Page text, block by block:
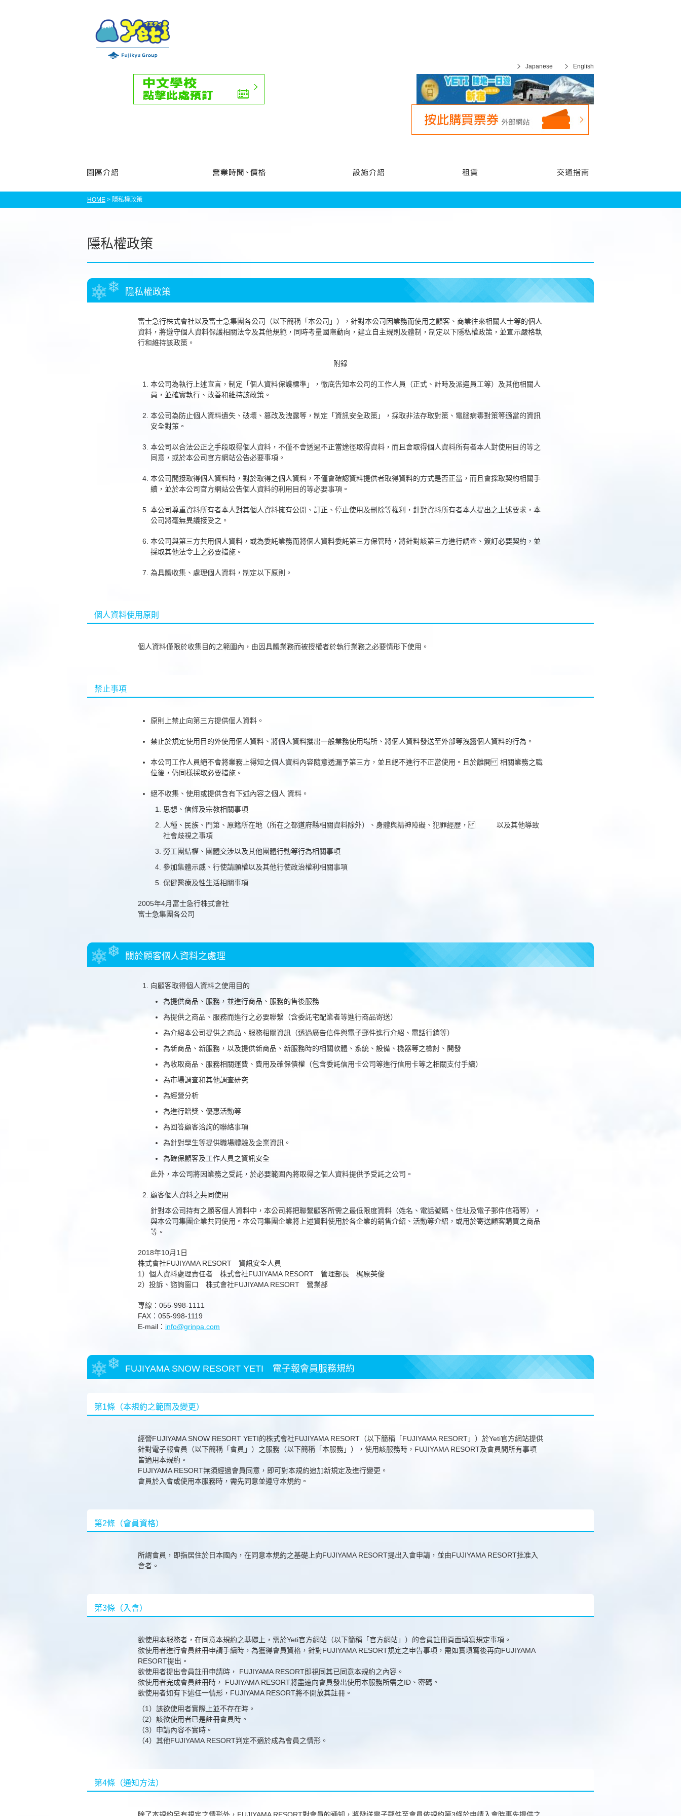
Japanese English
HOME > 隱私權政策
隱私權政策
隱私權政策
富士急行株式會社以及富士急集團各公司（以下簡稱「本公司」），針對本公司因業務而使用之顧客、商業往來相關人士等的個人
資料，將遵守個人資料保護相關法令及其他規範，同時考量國際動向，建立自主規則及體制，制定以下隱私權政策，並宣示嚴格執
行和維持該政策。
附錄
本公司為執行上述宣言，制定「個人資料保護標準」，徹底告知本公司的工作人員（正式、計時及派遣員工等）及其他相關人
員，並確實執行、改善和維持該政策。
本公司為防止個人資料遺失、破壞、篡改及洩露等，制定「資訊安全政策」，採取非法存取對策、電腦病毒對策等適當的資訊
安全對策。
本公司以合法公正之手段取得個人資料，不僅不會透過不正當途徑取得資料，而且會取得個人資料所有者本人對使用目的等之
同意，或於本公司官方網站公告必要事項。
本公司間接取得個人資料時，對於取得之個人資料，不僅會確認資料提供者取得資料的方式是否正當，而且會採取契約相關手
續，並於本公司官方網站公告個人資料的利用目的等必要事項。
本公司尊重資料所有者本人對其個人資料擁有公開、訂正、停止使用及刪除等權利，針對資料所有者本人提出之上述要求，本
公司將毫無異議接受之。
本公司與第三方共用個人資料，或為委託業務而將個人資料委託第三方保管時，將針對該第三方進行調查、簽訂必要契約，並
採取其他法令上之必要措施。
為具體收集、處理個人資料，制定以下原則。
個人資料使用原則
個人資料僅限於收集目的之範圍內，由因具體業務而被授權者於執行業務之必要情形下使用。
禁止事項
原則上禁止向第三方提供個人資料。
禁止於規定使用目的外使用個人資料、將個人資料攜出一般業務使用場所、將個人資料發送至外部等洩露個人資料的行為。
本公司工作人員絕不會將業務上得知之個人資料內容隨意透漏予第三方，並且絕不進行不正當使用。且於離開 相關業務之職
位後，仍同樣採取必要措施。
絕不收集、使用或提供含有下述內容之個人 資料。
思想、信條及宗教相關事項
人種、民族、門第、原籍所在地（所在之都道府縣相關資料除外）、身體與精神障礙、犯罪經歷， 以及其他導致
社會歧視之事項
勞工團結權、團體交涉以及其他團體行動等行為相關事項
參加集體示威、行使請願權以及其他行使政治權利相關事項
保健醫療及性生活相關事項
2005年4月富士急行株式會社
富士急集團各公司
關於顧客個人資料之處理
向顧客取得個人資料之使用目的
為提供商品、服務，並進行商品、服務的售後服務
為提供之商品、服務而進行之必要聯繫（含委託宅配業者等進行商品寄送）
為介紹本公司提供之商品、服務相關資訊（透過廣告信件與電子郵件進行介紹、電話行銷等）
為新商品、新服務，以及提供新商品、新服務時的相關軟體、系統、設備、機器等之檢討、開發
為收取商品、服務相關運費、費用及確保債權（包含委託信用卡公司等進行信用卡等之相關支付手續）
為市場調查和其他調查研究
為經營分析
為進行贈獎、優惠活動等
為回答顧客洽詢的聯絡事項
為針對學生等提供職場體驗及企業資訊。
為確保顧客及工作人員之資訊安全
此外，本公司將因業務之受託，於必要範圍內將取得之個人資料提供予受託之公司。
顧客個人資料之共同使用
針對本公司持有之顧客個人資料中，本公司將把聯繫顧客所需之最低限度資料（姓名、電話號碼、住址及電子郵件信箱等），
與本公司集團企業共同使用。本公司集團企業將上述資料使用於各企業的銷售介紹、活動等介紹，或用於寄送顧客購買之商品
等。
2018年10月1日
株式會社FUJIYAMA RESORT 資訊安全人員
1）個人資料處理責任者 株式會社FUJIYAMA RESORT 管理部長 梶原英俊
2）投訴、諮詢窗口 株式會社FUJIYAMA RESORT 營業部
專線：055-998-1111
FAX：055-998-1119
E-mail： info@grinpa.com
FUJIYAMA SNOW RESORT YETI 電子報會員服務規約
第1條（本規約之範圍及變更）
經營FUJIYAMA SNOW RESORT YETI的株式會社FUJIYAMA RESORT（以下簡稱「FUJIYAMA RESORT」）於Yeti官方網站提供
針對電子報會員（以下簡稱「會員」）之服務（以下簡稱「本服務」），使用該服務時，FUJIYAMA RESORT及會員間所有事項
皆適用本規約。
FUJIYAMA RESORT無須經過會員同意，即可對本規約追加新規定及進行變更。
會員於入會或使用本服務時，需先同意並遵守本規約。
第2條（會員資格）
所謂會員，即指居住於日本國內，在同意本規約之基礎上向FUJIYAMA RESORT提出入會申請，並由FUJIYAMA RESORT批准入
會者。
第3條（入會）
欲使用本服務者，在同意本規約之基礎上，需於Yeti官方網站（以下簡稱「官方網站」）的會員註冊頁面填寫規定事項。
欲使用者進行會員註冊申請手續時，為獲得會員資格，針對FUJIYAMA RESORT規定之申告事項，需如實填寫後再向FUJIYAMA
RESORT提出。
欲使用者提出會員註冊申請時， FUJIYAMA RESORT即視同其已同意本規約之內容。
欲使用者完成會員註冊時， FUJIYAMA RESORT將盡速向會員發出使用本服務所需之ID、密碼。
欲使用者如有下述任一情形，FUJIYAMA RESORT將不開放其註冊。
（1）該欲使用者實際上並不存在時。
（2）該欲使用者已是註冊會員時。
（3）申請內容不實時。
（4）其他FUJIYAMA RESORT判定不適於成為會員之情形。
第4條（通知方法）